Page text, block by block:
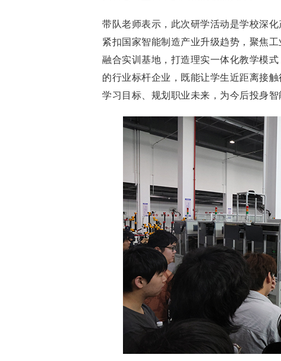
带队老师表示，此次研学活动是学校深
紧扣国家智能制造产业升级趋势，聚焦
融合实训基地，打造理实一体化教学模
的行业标杆企业，既能让学生近距离接
学习目标、规划职业未来，为今后投身智